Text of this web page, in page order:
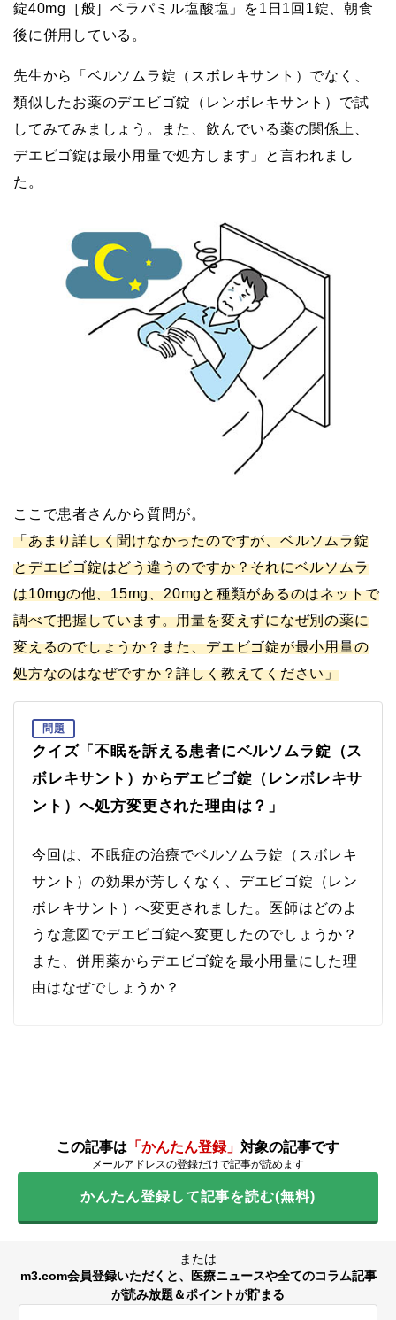
錠40mg［般］ベラパミル塩酸塩」を1日1回1錠、朝食
後に併用している。
先生から「ベルソムラ錠（スボレキサント）でなく、
類似したお薬のデエビゴ錠（レンボレキサント）で試
してみてみましょう。また、飲んでいる薬の関係上、
デエビゴ錠は最小用量で処方します」と言われまし
た。
ここで患者さんから質問が。
「あまり詳しく聞けなかったのですが、ベルソムラ錠
とデエビゴ錠はどう違うのですか？それにベルソムラ
は10mgの他、15mg、20mgと種類があるのはネットで
調べて把握しています。用量を変えずになぜ別の薬に
変えるのでしょうか？また、デエビゴ錠が最小用量の
処方なのはなぜですか？詳しく教えてください」
問題
クイズ「不眠を訴える患者にベルソムラ錠（ス
ボレキサント）からデエビゴ錠（レンボレキサ
ント）へ処方変更された理由は？」
今回は、不眠症の治療でベルソムラ錠（スボレキ
サント）の効果が芳しくなく、デエビゴ錠（レン
ボレキサント）へ変更されました。医師はどのよ
うな意図でデエビゴ錠へ変更したのでしょうか？
また、併用薬からデエビゴ錠を最小用量にした理
由はなぜでしょうか？
この記事は 「かんたん登録」 対象の記事です
メールアドレスの登録だけで記事が読めます
かんたん登録して記事を読む(無料)
または
m3.com会員登録いただくと、医療ニュースや全てのコラム記事
が読み放題＆ポイントが貯まる